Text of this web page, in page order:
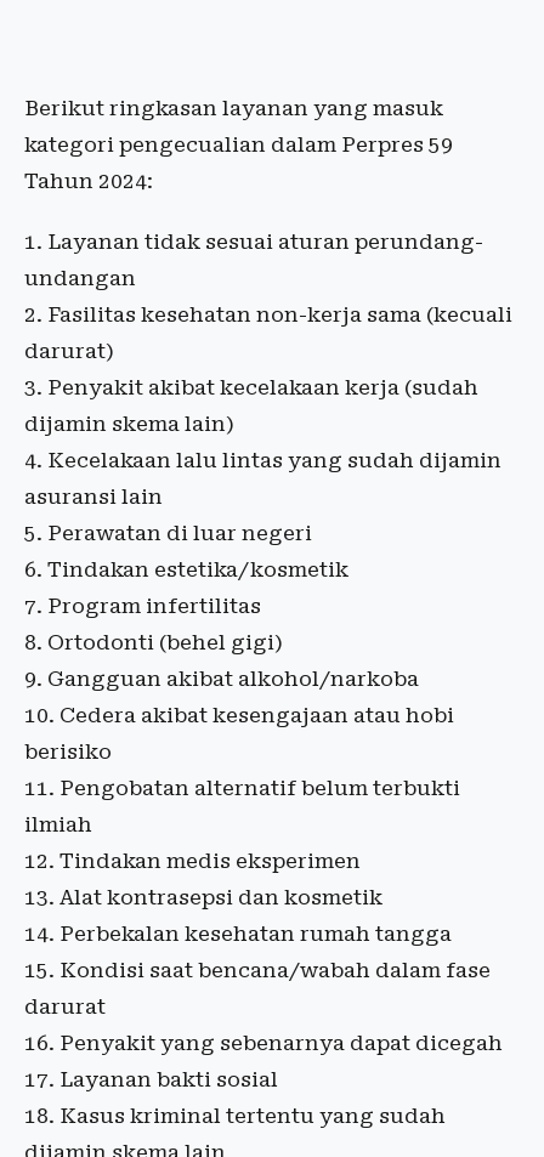
Berikut ringkasan layanan yang masuk
kategori pengecualian dalam Perpres 59
Tahun 2024:
Layanan tidak sesuai aturan perundang-
undangan
Fasilitas kesehatan non-kerja sama (kecuali
darurat)
Penyakit akibat kecelakaan kerja (sudah
dijamin skema lain)
Kecelakaan lalu lintas yang sudah dijamin
asuransi lain
Perawatan di luar negeri
Tindakan estetika/kosmetik
Program infertilitas
Ortodonti (behel gigi)
Gangguan akibat alkohol/narkoba
Cedera akibat kesengajaan atau hobi
berisiko
Pengobatan alternatif belum terbukti
ilmiah
Tindakan medis eksperimen
Alat kontrasepsi dan kosmetik
Perbekalan kesehatan rumah tangga
Kondisi saat bencana/wabah dalam fase
darurat
Penyakit yang sebenarnya dapat dicegah
Layanan bakti sosial
Kasus kriminal tertentu yang sudah